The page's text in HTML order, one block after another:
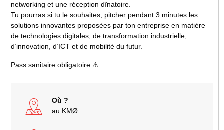
networking et une réception dînatoire.
Tu pourras si tu le souhaites, pitcher pendant 3 minutes les
solutions innovantes proposées par ton entreprise en matière
de technologies digitales, de transformation industrielle,
d’innovation, d’ICT et de mobilité du futur.
Pass sanitaire obligatoire ⚠
Où ?
au KMØ